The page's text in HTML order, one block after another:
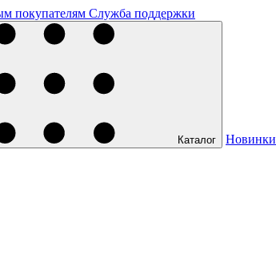
покупателям Служба поддержки
Каталог Новинки